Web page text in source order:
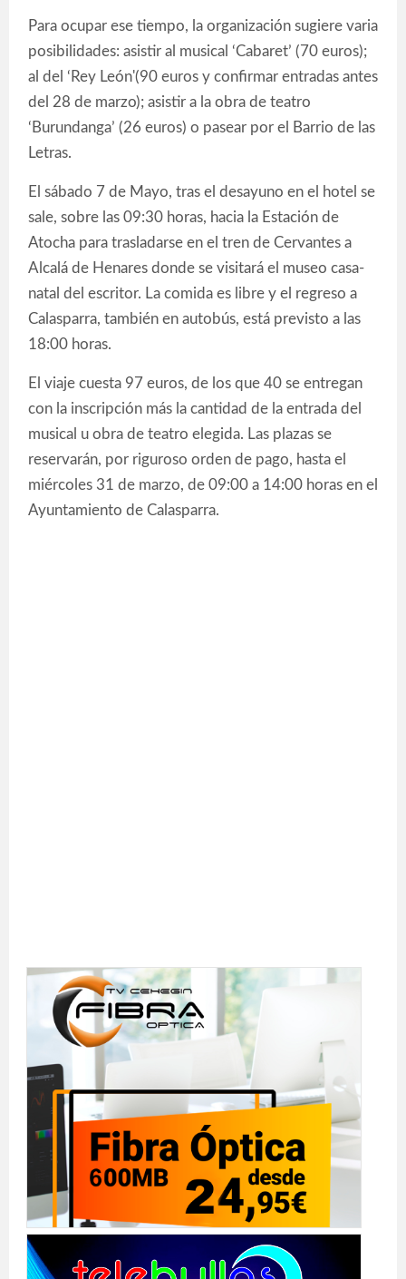
Para ocupar ese tiempo, la organización sugiere varia
posibilidades: asistir al musical ‘Cabaret’ (70 euros);
al del ‘Rey León'(90 euros y confirmar entradas antes
del 28 de marzo); asistir a la obra de teatro
‘Burundanga’ (26 euros) o pasear por el Barrio de las
Letras.
El sábado 7 de Mayo, tras el desayuno en el hotel se
sale, sobre las 09:30 horas, hacia la Estación de
Atocha para trasladarse en el tren de Cervantes a
Alcalá de Henares donde se visitará el museo casa-
natal del escritor. La comida es libre y el regreso a
Calasparra, también en autobús, está previsto a las
18:00 horas.
El viaje cuesta 97 euros, de los que 40 se entregan
con la inscripción más la cantidad de la entrada del
musical u obra de teatro elegida. Las plazas se
reservarán, por riguroso orden de pago, hasta el
miércoles 31 de marzo, de 09:00 a 14:00 horas en el
Ayuntamiento de Calasparra.